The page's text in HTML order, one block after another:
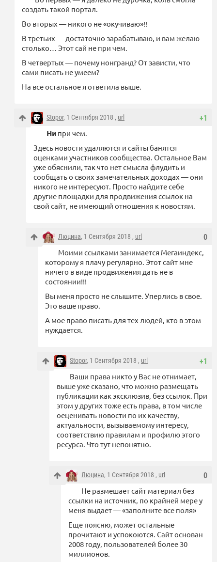
создать такой портал.
Во вторых — никого не «окучиваю»!!
В третьих — достаточно зарабатываю, и вам желаю
столько… Этот сай не при чем.
В четвертых — почему нонгранд? От зависти, что
сами писать не умеем?
На все остальное я ответила выше.
+1
Stopor, 1 Сентября 2018 , url
Ни при чем.
Здесь новости удаляются и сайты банятся
оценками участников сообщества. Остальное Вам
уже обяснили, так что нет смысла флудить и
сообщать о своих замечательных доходах — они
никого не интересуют. Просто найдите себе
другие площадки для продвижения ссылок на
свой сайт, не имеющий отношения к новостям.
0
Люцина, 1 Сентября 2018 , url
Моими ссылками занимается Мегаиндекс,
которому я плачу регулярно. Этот сайт мне
ничего в виде продвижения дать не в
состоянии!!!
Вы меня просто не слышите. Уперлись в свое.
Это ваше право.
А мое право писать для тех людей, кто в этом
нуждается.
+1
Stopor, 1 Сентября 2018 , url
Ваши права никто у Вас не отнимает,
выше уже сказано, что можно размещать
публикации как эксклюзив, без ссылок. При
этом у других тоже есть права, в том числе
оеценивать новости по их качеству,
актуальности, вызываемому интересу,
соответствию правилам и профилю этого
ресурса. Что тут непонятно.
0
Люцина, 1 Сентября 2018 , url
Не размешает сайт материал без
ссылки на источник, по крайней мере у
меня выдает — «заполните все поля»
Еще поясню, может остальные
прочитают и успокоются. Сайт основан
2008 году, пользователей более 30
миллионов.